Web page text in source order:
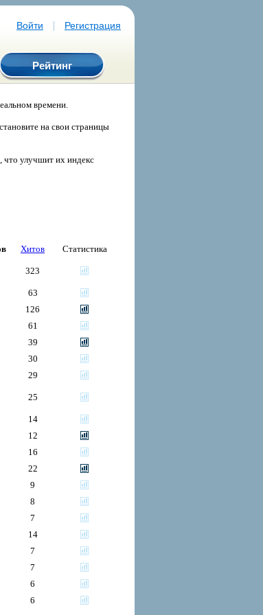
Войти | Регистрация
Рейтинг
времени.
на свои страницы
что улучшит их индекс
Хитов Статистика
323
63
126
61
39
30
29
25
14
12
16
22
9
8
7
14
7
7
6
6